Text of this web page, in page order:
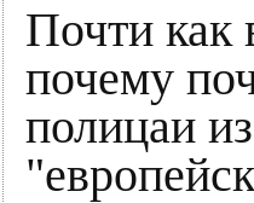
Почти как
почему
полицаи